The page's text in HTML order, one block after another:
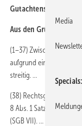
Gutachtens liegt.
Aus den Gründen:
(1–37) Zwischen den
aufgrund eines
streitig. …
(38) Rechtsgrundlage
8 Abs. 1 Satz 1 i.V.m. §
(SGB VII). …
Media
Specials